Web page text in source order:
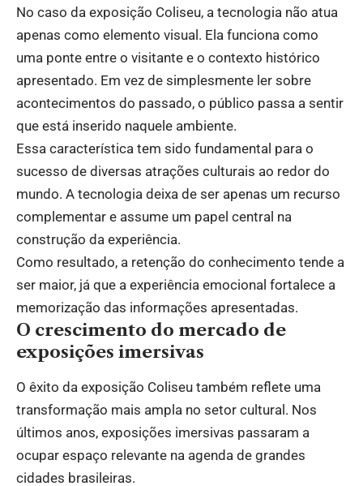
No caso da exposição Coliseu, a tecnologia não atua
apenas como elemento visual. Ela funciona como
uma ponte entre o visitante e o contexto histórico
apresentado. Em vez de simplesmente ler sobre
acontecimentos do passado, o público passa a sentir
que está inserido naquele ambiente.
Essa característica tem sido fundamental para o
sucesso de diversas atrações culturais ao redor do
mundo. A tecnologia deixa de ser apenas um recurso
complementar e assume um papel central na
construção da experiência.
Como resultado, a retenção do conhecimento tende a
ser maior, já que a experiência emocional fortalece a
memorização das informações apresentadas.
O crescimento do mercado de
exposições imersivas
O êxito da exposição Coliseu também reflete uma
transformação mais ampla no setor cultural. Nos
últimos anos, exposições imersivas passaram a
ocupar espaço relevante na agenda de grandes
cidades brasileiras.